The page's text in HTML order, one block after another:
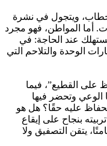
ويتجول في نشرة
أما المواطن، فهو مجرد
عند الحاجة: في
الوحدة والتلاحم التي
على القطيع”، فيما
الوعي وتحضر فيها
عليه حقًا؟ هل هو
بنجاح على إيقاع
يتقن التصفيق ولا